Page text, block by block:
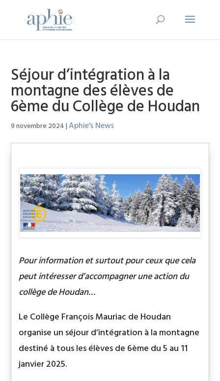
Séjour d’intégration à la
montagne des élèves de
6ème du Collège de Houdan
9 novembre 2024|Aphie's News
Pour information et surtout pour ceux que cela
peut intéresser d’accompagner une action du
collège de Houdan…
Le Collège François Mauriac de Houdan
organise un séjour d’intégration à la montagne
destiné à tous les élèves de 6ème du 5 au 11
janvier 2025.